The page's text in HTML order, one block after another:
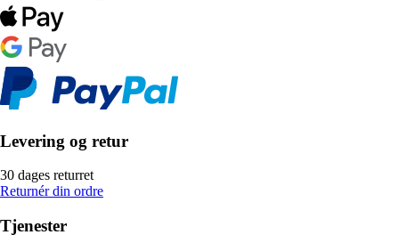
Levering og retur
30 dages returret
Returnér din ordre
Tjenester